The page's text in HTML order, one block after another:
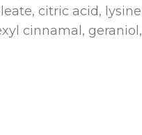
citric acid,
cinnamal,